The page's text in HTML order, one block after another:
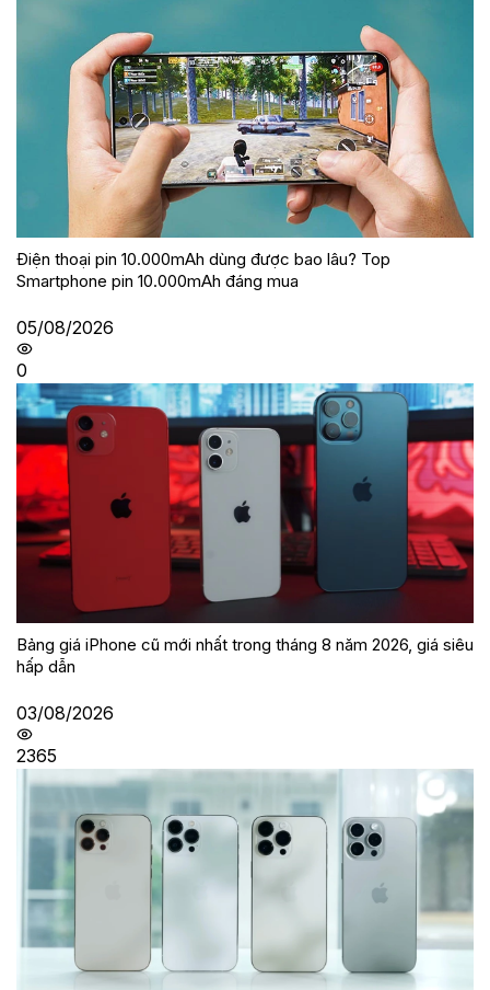
Điện thoại pin 10.000mAh dùng được bao lâu? Top
Smartphone pin 10.000mAh đáng mua
05/08/2026
0
Bảng giá iPhone cũ mới nhất trong tháng 8 năm 2026, giá siêu
hấp dẫn
03/08/2026
2365